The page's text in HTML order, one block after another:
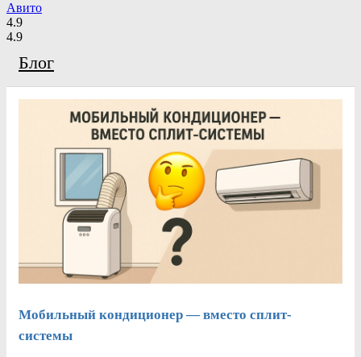
Авито
4.9
4.9
Блог
Мобильный кондиционер — вместо сплит-
системы